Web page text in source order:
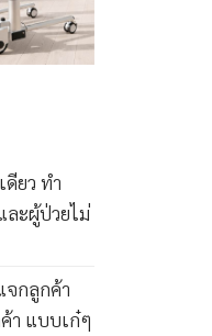
ดียว ทำ
ละผู้ป่วยไม่
จกลูกค้า
า แบบเก๋ๆ